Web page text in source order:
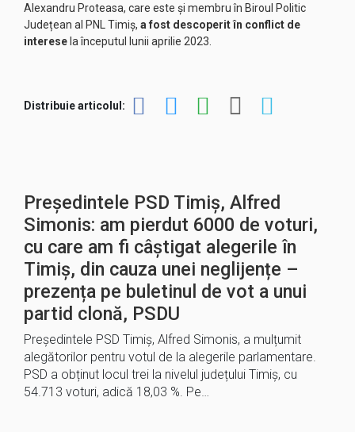
Alexandru Proteasa, care este și membru în Biroul Politic
Județean al PNL Timiș, a fost descoperit în conflict de
interese la începutul lunii aprilie 2023.
Distribuie articolul:
Președintele PSD Timiș, Alfred
Simonis: am pierdut 6000 de voturi,
cu care am fi câștigat alegerile în
Timiș, din cauza unei neglijențe –
prezența pe buletinul de vot a unui
partid clonă, PSDU
Președintele PSD Timiș, Alfred Simonis, a mulțumit
alegătorilor pentru votul de la alegerile parlamentare.
PSD a obținut locul trei la nivelul județului Timiș, cu
54.713 voturi, adică 18,03 %. Pe…